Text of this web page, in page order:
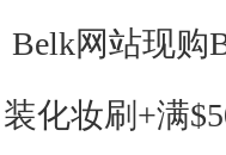
Belk网站现购
装化妆刷+满